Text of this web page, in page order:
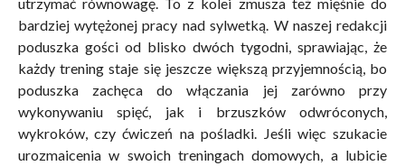
bardziej wytężonej pracy nad sylwetką. W naszej redakcji
poduszka gości od blisko dwóch tygodni, sprawiając, że
każdy trening staje się jeszcze większą przyjemnością, bo
poduszka zachęca do włączania jej zarówno przy
wykonywaniu spięć, jak i brzuszków odwróconych,
wykroków, czy ćwiczeń na pośladki. Jeśli więc szukacie
urozmaicenia w swoich treningach domowych, a lubicie